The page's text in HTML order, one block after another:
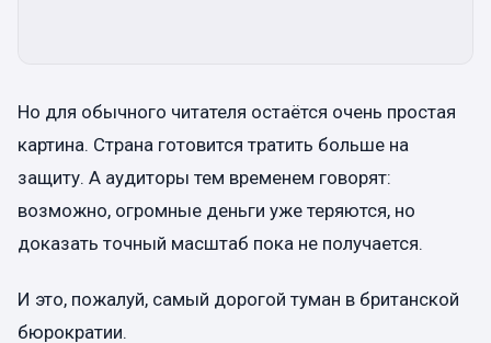
Но для обычного читателя остаётся очень простая
картина. Страна готовится тратить больше на
защиту. А аудиторы тем временем говорят:
возможно, огромные деньги уже теряются, но
доказать точный масштаб пока не получается.
И это, пожалуй, самый дорогой туман в британской
бюрократии.